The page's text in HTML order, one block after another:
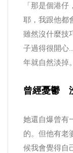
「那是個港
耶，我跟他都
雖然沒什麼技
子過得很開心
年就自然淡掉。
曾經憂鬱
她還自爆曾有
的。但他有老
候我會覺得自